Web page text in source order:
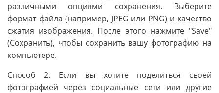
различными опциями сохранения. Выберите
формат файла (например, JPEG или PNG) и качество
сжатия изображения. После этого нажмите "Save"
(Сохранить), чтобы сохранить вашу фотографию на
компьютере.
Способ 2: Если вы хотите поделиться своей
фотографией через социальные сети или другие